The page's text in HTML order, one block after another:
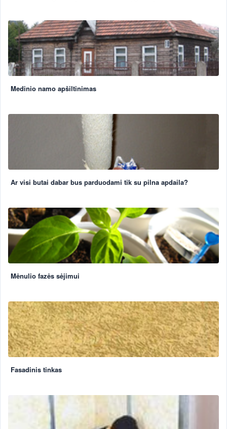
Medinio namo apšiltinimas
Ar visi butai dabar bus parduodami tik su pilna apdaila?
Mėnulio fazės sėjimui
Fasadinis tinkas